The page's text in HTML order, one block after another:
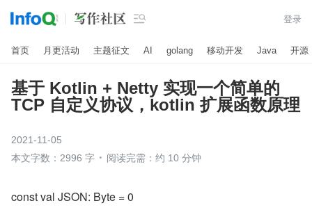
 登录
首页 月更活动 主题征文 AI golang 移动开发 Java 开源
基于 Kotlin + Netty 实现一个简单的
TCP 自定义协议，kotlin 扩展函数原理
2021-11-05
本文字数：2996 字
阅读完需：约 10 分钟
const val JSON: Byte = 0